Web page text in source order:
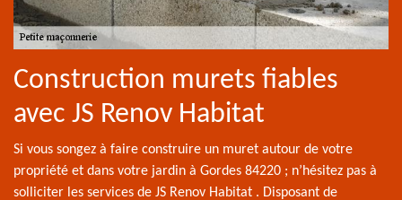
Construction murets fiables
avec JS Renov Habitat
Si vous songez à faire construire un muret autour de votre
propriété et dans votre jardin à Gordes 84220 ; n’hésitez pas à
solliciter les services de JS Renov Habitat . Disposant de